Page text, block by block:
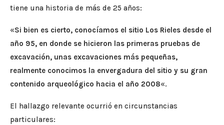
tiene una historia de más de 25 años:
«Si bien es cierto, conocíamos el sitio Los Rieles desde el
año 95, en donde se hicieron las primeras pruebas de
excavación, unas excavaciones más pequeñas,
realmente conocimos la envergadura del sitio y su gran
contenido arqueológico hacia el año 2008«.
El hallazgo relevante ocurrió en circunstancias
particulares: